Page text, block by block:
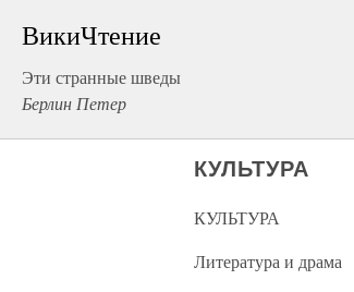
ВикиЧтение
Эти странные шведы
Берлин Петер
КУЛЬТУРА
КУЛЬТУРА
Литература и драма